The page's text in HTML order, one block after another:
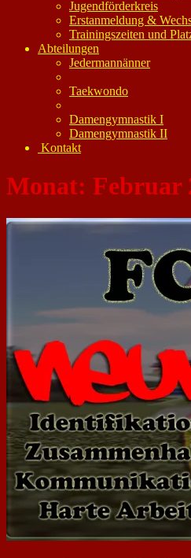
Jugendförderkreis
Erstanmeldung &
Trainingszeiten und
Abteilungen
Jedermannänner
Taekwondo
Damengymnastik I
Damengymnastik II
Kontakt
Monat: Februar